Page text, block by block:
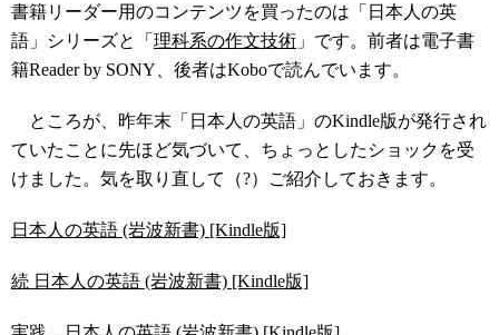
書籍リーダー用のコンテンツを買ったのは「日本人の英
語」シリーズと「 理科系の作文技術 」です。前者は電子書
籍Reader by SONY、後者はKoboで読んでいます。
ところが、昨年末「日本人の英語」のKindle版が発行され
ていたことに先ほど気づいて、ちょっとしたショックを受
けました。気を取り直して（?）ご紹介しておきます。
日本人の英語 (岩波新書) [Kindle版]
続 日本人の英語 (岩波新書) [Kindle版]